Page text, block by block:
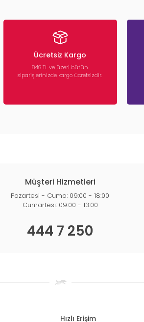
Ücretsiz Kargo
849 TL ve üzeri bütün
siparişlerinizde kargo ücretsizdir.
Müşteri Hizmetleri
Pazartesi - Cuma: 09:00 - 18:00
Cumartesi: 09:00 - 13:00
444 7 250
Hızlı Erişim